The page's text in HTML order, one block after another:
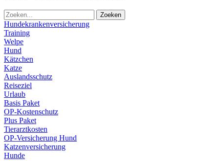
Zoeken
Hundekrankenversicherung
Training
Welpe
Hund
Kätzchen
Katze
Auslandsschutz
Reiseziel
Urlaub
Basis Paket
OP-Kostenschutz
Plus Paket
Tierarztkosten
OP-Versicherung Hund
Katzenversicherung
Hunde